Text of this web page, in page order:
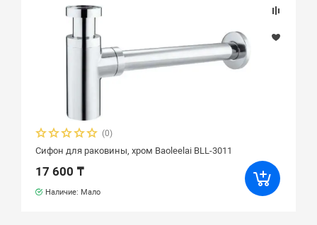
(0)
Сифон для раковины, хром Baoleelai BLL-3011
17 600 ₸
Наличие: Мало